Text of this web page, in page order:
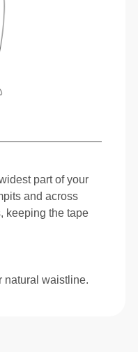
part of your
and across
keeping the tape
natural waistline.